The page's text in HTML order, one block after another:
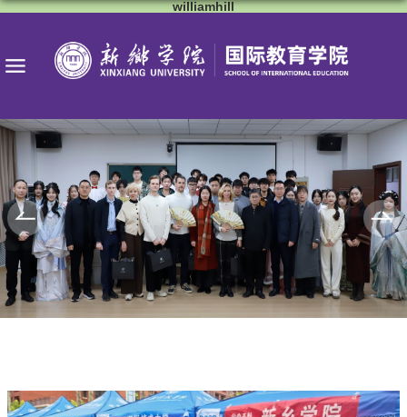
williamhill